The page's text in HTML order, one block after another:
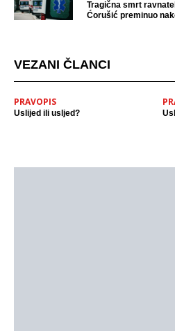
Tragična smrt
Ćorušić preminuo
VEZANI ČLANCI
PRAVOPIS
Uslijed ili usljed?